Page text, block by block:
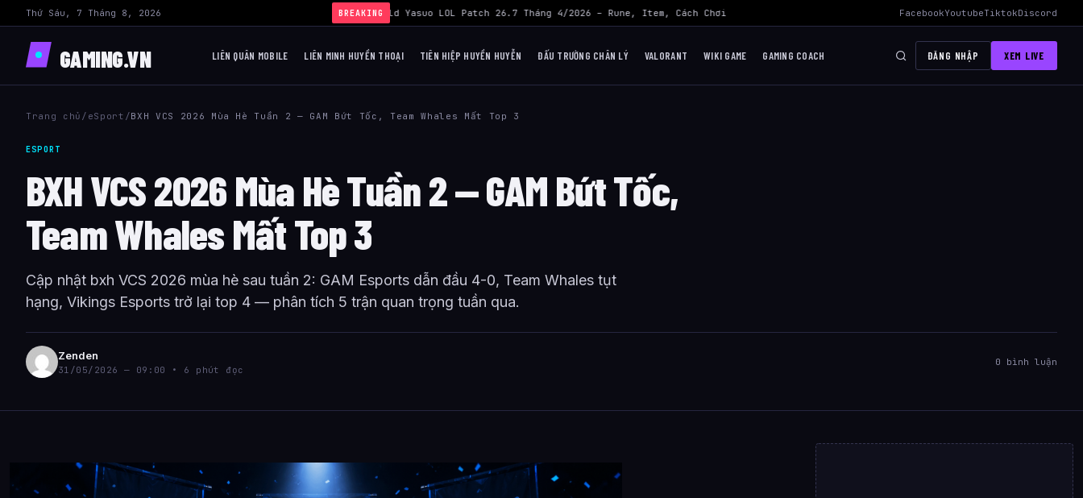
Thứ Sáu, 7 Tháng 8, 2026 BREAKING
› Build Yasuo LOL Patch 26.7 Tháng 4/2026 – Rune, Item, Cách Chơi Mid Hiệu Quả Nhất AWC 2026 Liên Quân Mobile – Lịch Thi Đấu,
FacebookYoutubeTiktokDiscord
GAMING.VN LIÊN QUÂN MOBILE LIÊN MINH HUYỀN THOẠI TIÊN HIỆP HUYỀN HUYỄN ĐẤU TRƯỜNG CHÂN LÝ VALORANT WIKI GAME GAMING COACH ĐĂNG NHẬP XEM LIVE
Trang chủ / eSport /BXH VCS 2026 Mùa Hè Tuần 2 — GAM Bứt Tốc, Team Whales Mất Top 3
ESPORT
BXH VCS 2026 Mùa Hè Tuần 2 — GAM Bứt Tốc,
Team Whales Mất Top 3
Cập nhật bxh VCS 2026 mùa hè sau tuần 2: GAM Esports dẫn đầu 4-0, Team Whales tụt
hạng, Vikings Esports trở lại top 4 — phân tích 5 trận quan trọng tuần qua.
Zenden
31/05/2026 — 09:00 • 6 phút đọc
0 bình luận